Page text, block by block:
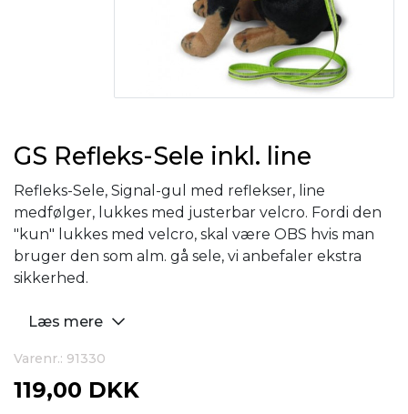
GS Refleks-Sele inkl. line
Refleks-Sele, Signal-gul med reflekser, line
medfølger, lukkes med justerbar velcro. Fordi den
"kun" lukkes med velcro, skal være OBS hvis man
bruger den som alm. gå sele, vi anbefaler ekstra
sikkerhed.
Læs mere
Varenr.: 91330
119,00 DKK